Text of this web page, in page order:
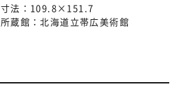
寸法： 109.8×151.7
所蔵館：北海道立帯広美術館